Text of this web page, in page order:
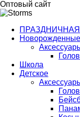
Оптовый сайт
Новорожденные
Школа
Детское